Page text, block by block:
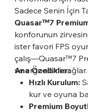
Sadece Senin İçin
Quasar™7
konforunun
ister favori FPS
çalış—Quasar™7
ve ergonomi sağlar.
Ana Özellikler:
Hızlı Kurulum:
kur ve oyuna
Premium